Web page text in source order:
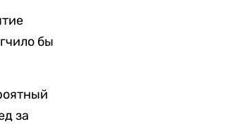
бы
за